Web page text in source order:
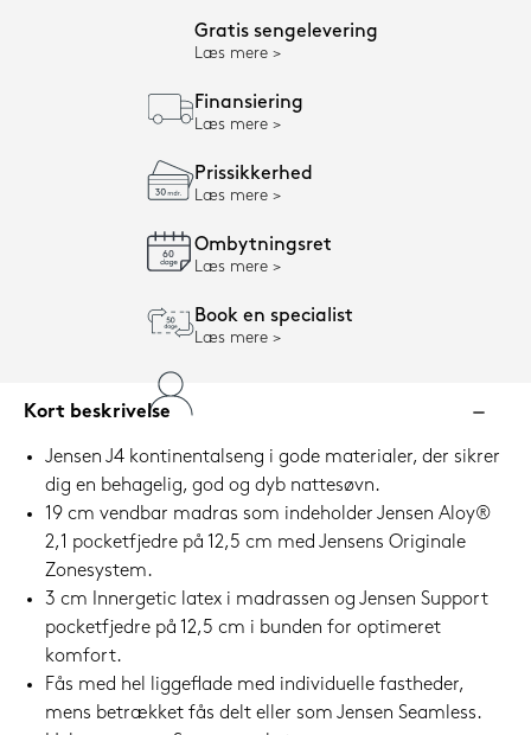
Gratis sengelevering
Læs mere
Finansiering
Læs mere
Prissikkerhed
Læs mere
Ombytningsret
Læs mere
Book en specialist
Læs mere
Kort beskrivelse
Jensen J4 kontinentalseng i gode materialer, der sikrer
dig en behagelig, god og dyb nattesøvn.
19 cm vendbar madras som indeholder Jensen Aloy®
2,1 pocketfjedre på 12,5 cm med Jensens Originale
Zonesystem.
3 cm Innergetic latex i madrassen og Jensen Support
pocketfjedre på 12,5 cm i bunden for optimeret
komfort.
Fås med hel liggeflade med individuelle fastheder,
mens betrækket fås delt eller som Jensen Seamless.